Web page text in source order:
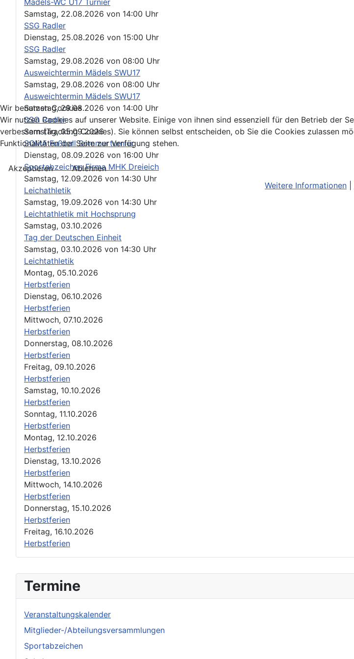
Termine
Veranstaltungskalender
Mitglieder-/Abteilungsversammlungen
Sportabzeichen
Samstag, 22.08.2026 von 14:00 Uhr
SSG Radler
Dienstag, 25.08.2026 von 15:00 Uhr
SSG Radler
Samstag, 29.08.2026 von 08:00 Uhr
Ausweichtermin Mädels SWU17
Samstag, 29.08.2026 von 08:00 Uhr
Ausweichtermin Mädels SWU17
Samstag, 29.08.2026 von 14:00 Uhr
SSG Radler
Samstag, 05.09.2026
SOMA Fußball Sommerturnier
Dienstag, 08.09.2026 von 16:00 Uhr
Sportabzeichen Firma MHK Dreieich
Samstag, 12.09.2026 von 14:30 Uhr
Leichathletik
Samstag, 19.09.2026 von 14:30 Uhr
Leichtathletik mit Hochsprung
Samstag, 03.10.2026
Tag der Deutschen Einheit
Samstag, 03.10.2026 von 14:30 Uhr
Leichtathletik
Montag, 05.10.2026
Herbstferien
Dienstag, 06.10.2026
Herbstferien
Mittwoch, 07.10.2026
Herbstferien
Donnerstag, 08.10.2026
Herbstferien
Freitag, 09.10.2026
Herbstferien
Samstag, 10.10.2026
Herbstferien
Sonntag, 11.10.2026
Herbstferien
Montag, 12.10.2026
Herbstferien
Dienstag, 13.10.2026
Herbstferien
Mittwoch, 14.10.2026
Herbstferien
Donnerstag, 15.10.2026
Herbstferien
Freitag, 16.10.2026
Herbstferien
Wir benutzen Cookies
Wir nutzen Cookies auf unserer Website. Einige von ihnen sind essenziell für den Betrieb der
verbessern (Tracking Cookies). Sie können selbst entscheiden, ob Sie die Cookies zulassen
Funktionalitäten der Seite zur Verfügung stehen.
Akzeptieren
Ablehnen
Weitere Informationen